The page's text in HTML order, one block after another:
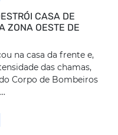
CASA DE
ZONA OESTE DE
na casa da frente e,
das chamas,
Corpo de Bombeiros